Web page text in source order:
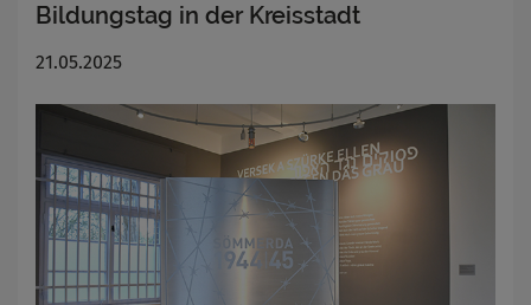
Bildungstag in der Kreisstadt
21.05.2025